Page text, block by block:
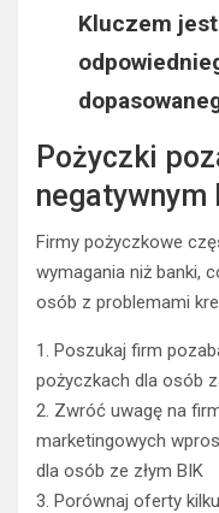
Kluczem
Pożyczki
negatywnym
Firmy pożyczkowe
wymagania niż banki,
osób z problemami
1. Poszukaj firm
pożyczkach dla osób
2. Zwróć uwagę na
marketingowych
dla osób ze złym BIK
3. Porównaj oferty